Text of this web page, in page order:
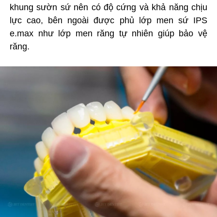
khung sườn sứ nên có độ cứng và khả năng chịu
lực cao, bên ngoài được phủ lớp men sứ IPS
e.max như lớp men răng tự nhiên giúp bảo vệ
răng.